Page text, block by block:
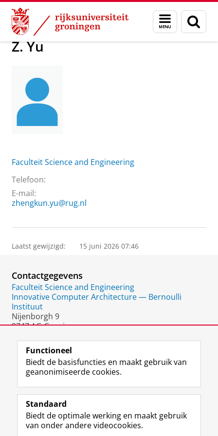
Skip
Content
Skip
Navigation
Menu
en
zoeken
Over ons Praktische zaken Waar vindt u ons Z. Yu
Z. Yu
Faculteit Science and Engineering
Telefoon:
E-mail:
zhengkun.yu@rug.nl
Laatst gewijzigd: 15 juni 2026 07:46
Contactgegevens
Faculteit Science and Engineering
Innovative Computer Architecture — Bernoulli
Instituut
Nijenborgh 9
9747 AG Groningen
Volg de RUG
F
a
e
b
L
i
k
e
R
S
-
f
I
n
t
Y
o
T
Studiekiezers
Functioneel
Biedt de basisfuncties en maakt gebruik van
geanonimiseerde cookies.
Standaard
Biedt de optimale werking en maakt gebruik
van onder andere videocookies.